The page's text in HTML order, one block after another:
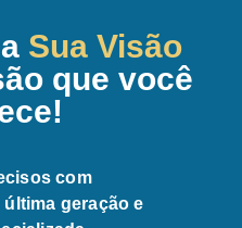
Sua Visão
que você
com
geração e